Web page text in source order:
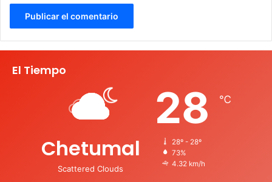
El Tiempo
Chetumal
Scattered Clouds
28 ℃
28º - 28º
73%
4.32 km/h